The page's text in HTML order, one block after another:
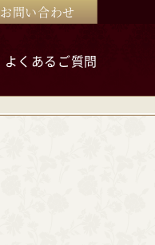
お問い合わせ
よくあるご質問